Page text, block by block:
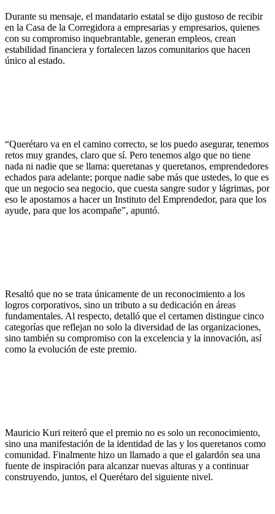
Durante su mensaje, el mandatario estatal se dijo gustoso de recibir
en la Casa de la Corregidora a empresarias y empresarios, quienes
con su compromiso inquebrantable, generan empleos, crean
estabilidad financiera y fortalecen lazos comunitarios que hacen
único al estado.
“Querétaro va en el camino correcto, se los puedo asegurar, tenemos
retos muy grandes, claro que sí. Pero tenemos algo que no tiene
nada ni nadie que se llama: queretanas y queretanos, emprendedores
echados para adelante; porque nadie sabe más que ustedes, lo que es
que un negocio sea negocio, que cuesta sangre sudor y lágrimas, por
eso le apostamos a hacer un Instituto del Emprendedor, para que los
ayude, para que los acompañe”, apuntó.
Resaltó que no se trata únicamente de un reconocimiento a los
logros corporativos, sino un tributo a su dedicación en áreas
fundamentales. Al respecto, detalló que el certamen distingue cinco
categorías que reflejan no solo la diversidad de las organizaciones,
sino también su compromiso con la excelencia y la innovación, así
como la evolución de este premio.
Mauricio Kuri reiteró que el premio no es solo un reconocimiento,
sino una manifestación de la identidad de las y los queretanos como
comunidad. Finalmente hizo un llamado a que el galardón sea una
fuente de inspiración para alcanzar nuevas alturas y a continuar
construyendo, juntos, el Querétaro del siguiente nivel.